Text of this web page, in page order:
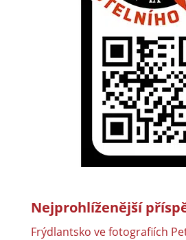
Nejprohlíženější
Frýdlantsko ve fotografiích